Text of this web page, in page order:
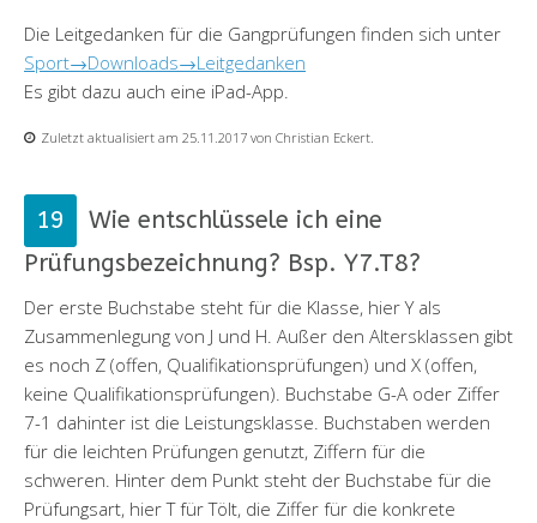
Die Leitgedanken für die Gangprüfungen finden sich unter
Sport→Downloads→Leitgedanken
Es gibt dazu auch eine iPad-App.
Zuletzt aktualisiert am 25.11.2017 von Christian Eckert.
Wie entschlüssele ich eine
Prüfungsbezeichnung? Bsp. Y7.T8?
Der erste Buchstabe steht für die Klasse, hier Y als
Zusammenlegung von J und H. Außer den Altersklassen gibt
es noch Z (offen, Qualifikationsprüfungen) und X (offen,
keine Qualifikationsprüfungen). Buchstabe G-A oder Ziffer
7-1 dahinter ist die Leistungsklasse. Buchstaben werden
für die leichten Prüfungen genutzt, Ziffern für die
schweren. Hinter dem Punkt steht der Buchstabe für die
Prüfungsart, hier T für Tölt, die Ziffer für die konkrete